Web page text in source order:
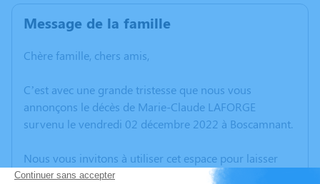
Message de la famille
Chère famille, chers amis,
C’est avec une grande tristesse que nous vous
annonçons le décès de Marie-Claude LAFORGE
survenu le vendredi 02 décembre 2022 à Boscamnant.
Nous vous invitons à utiliser cet espace pour laisser
vos condoléances, partager des photos souvenirs, une